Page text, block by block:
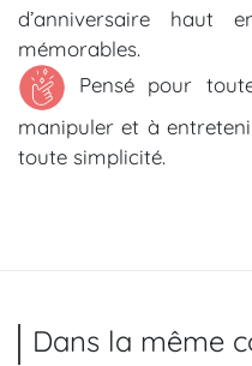
d’anniversaire haut
mémorables.
Pensé pour
manipuler et à
toute simplicité.
Dans la même